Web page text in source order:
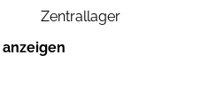
Zentrallager